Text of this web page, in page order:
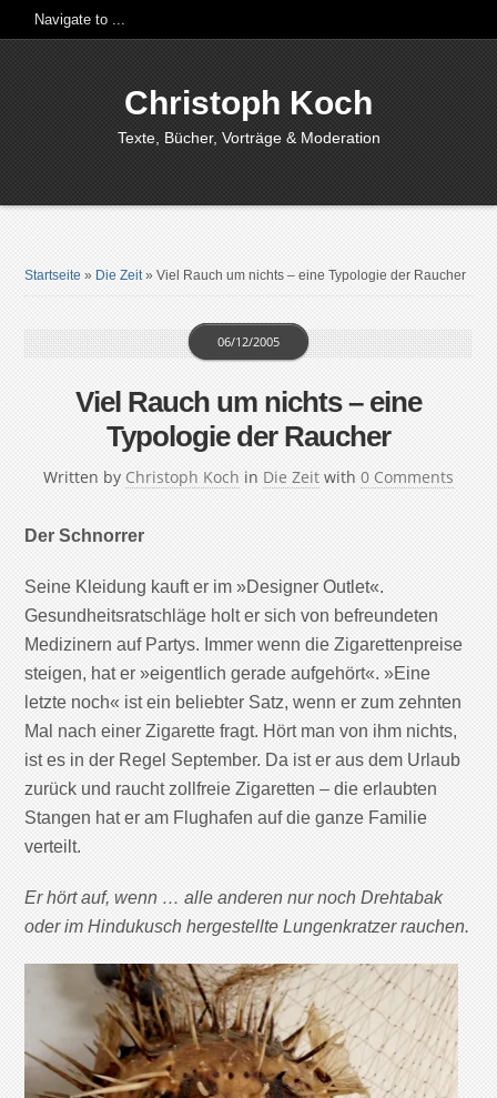
Christoph Koch
Texte, Bücher, Vorträge & Moderation
Startseite » Die Zeit»Viel Rauch um nichts – eine Typologie der Raucher
Viel Rauch um nichts – eine
Typologie der Raucher
Written by Christoph Koch
06/12/2005
in Die Zeit with 0 Comments
Der Schnorrer
Seine Kleidung kauft er im »Designer Outlet«.
Gesundheitsratschläge holt er sich von befreundeten
Medizinern auf Partys. Immer wenn die Zigarettenpreise
steigen, hat er »eigentlich gerade aufgehört«. »Eine
letzte noch« ist ein beliebter Satz, wenn er zum zehnten
Mal nach einer Zigarette fragt. Hört man von ihm nichts,
ist es in der Regel September. Da ist er aus dem Urlaub
zurück und raucht zollfreie Zigaretten – die erlaubten
Stangen hat er am Flughafen auf die ganze Familie
verteilt.
Er hört auf, wenn … alle anderen nur noch Drehtabak
oder im Hindukusch hergestellte Lungenkratzer rauchen.